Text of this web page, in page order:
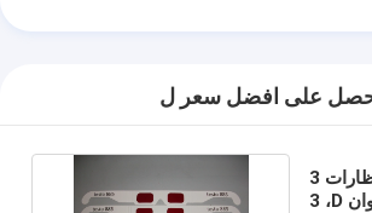
على افضل سعر ل
نظارات 3D الزخرفية ورقة
، 3D نظارات 4 ألوان